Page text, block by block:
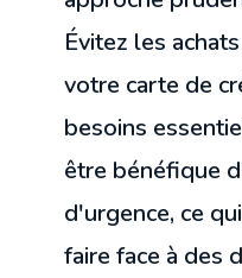
Évitez les
votre carte de
besoins
être bénéfique
d'urgence, ce
faire face à des